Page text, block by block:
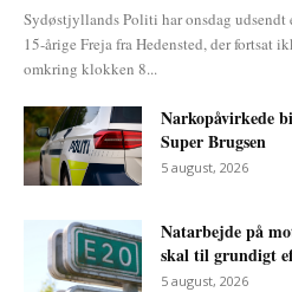
Sydøstjyllands Politi har onsdag
15-årige Freja fra Hedensted, der fortsat
omkring klokken 8...
Narkopåvirkede
Super Brugsen
5 august, 2026
Natarbejde på
skal til grundigt
5 august, 2026